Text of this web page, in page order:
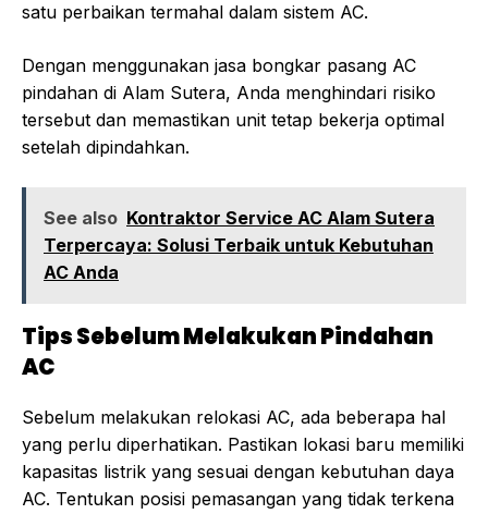
satu perbaikan termahal dalam sistem AC.
Dengan menggunakan jasa bongkar pasang AC
pindahan di Alam Sutera, Anda menghindari risiko
tersebut dan memastikan unit tetap bekerja optimal
setelah dipindahkan.
See also Kontraktor Service AC Alam Sutera
Terpercaya: Solusi Terbaik untuk Kebutuhan
AC Anda
Tips Sebelum Melakukan Pindahan
AC
Sebelum melakukan relokasi AC, ada beberapa hal
yang perlu diperhatikan. Pastikan lokasi baru memiliki
kapasitas listrik yang sesuai dengan kebutuhan daya
AC. Tentukan posisi pemasangan yang tidak terkena